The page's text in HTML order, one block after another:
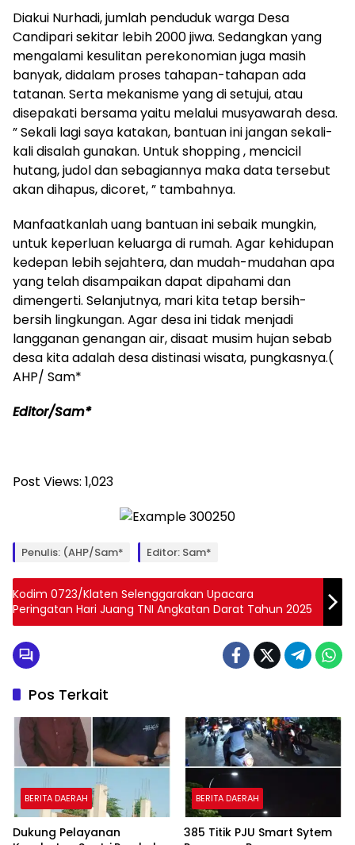
Diakui Nurhadi, jumlah penduduk warga Desa
Candipari sekitar lebih 2000 jiwa. Sedangkan yang
mengalami kesulitan perekonomian juga masih
banyak, didalam proses tahapan-tahapan ada
tatanan. Serta mekanisme yang di setujui, atau
disepakati bersama yaitu melalui musyawarah desa.
” Sekali lagi saya katakan, bantuan ini jangan sekali-
kali disalah gunakan. Untuk shopping , mencicil
hutang, judol dan sebagiannya maka data tersebut
akan dihapus, dicoret, ” tambahnya.
Manfaatkanlah uang bantuan ini sebaik mungkin,
untuk keperluan keluarga di rumah. Agar kehidupan
kedepan lebih sejahtera, dan mudah-mudahan apa
yang telah disampaikan dapat dipahami dan
dimengerti. Selanjutnya, mari kita tetap bersih-
bersih lingkungan. Agar desa ini tidak menjadi
langganan genangan air, disaat musim hujan sebab
desa kita adalah desa distinasi wisata, pungkasnya.(
AHP/ Sam*
Editor/Sam*
Post Views: 1,023
Penulis: (AHP/Sam* Editor: Sam*
Kodim 0723/Klaten Selenggarakan Upacara
Peringatan Hari Juang TNI Angkatan Darat Tahun 2025
Pos Terkait
BERITA DAERAH
Dukung Pelayanan
BERITA DAERAH
385 Titik PJU Smart Sytem